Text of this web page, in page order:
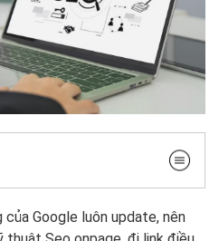
Google luôn update, nên